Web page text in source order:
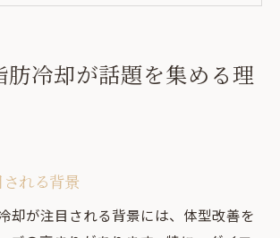
い脂肪冷却が鹿児島で人気の秘密
ない理由について
施術を受けられる環境
のクリニックでの取り組み
肪冷却が話題を集める理
れる背景
却が注目される背景には、体型改善を